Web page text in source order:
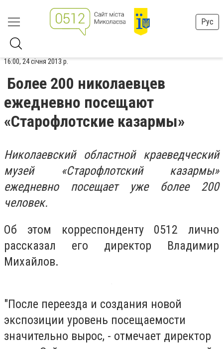
Рус
16:00, 24 січня 2013 р.
Более 200 николаевцев
ежедневно посещают
«Старофлотские казармы»
Николаевский областной краеведческий
музей «Старофлотский казармы»
ежедневно посещает уже более 200
человек.
Об этом корреспонденту 0512 лично
рассказал его директор Владимир
Михайлов.
"После переезда и создания новой
экспозиции уровень посещаемости
значительно вырос, - отмечает директор